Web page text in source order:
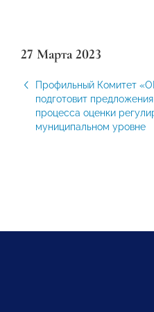
27 Марта 2023
Профильный Комитет
подготовит
процесса оценки
муниципальном уровне